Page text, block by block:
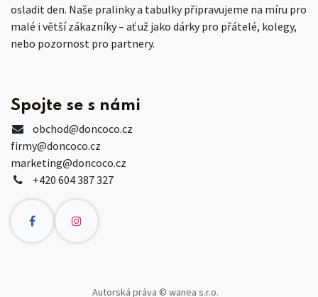
osladit den. Naše pralinky a tabulky připravujeme na míru pro
malé i větší zákazníky – ať už jako dárky pro přátelé, kolegy,
nebo pozornost pro partnery.
Spojte se s námi
obchod@doncoco.cz
firmy@doncoco.cz
marketing@doncoco.cz
+420 604 387 327
Autorská práva © wanea s.r.o.